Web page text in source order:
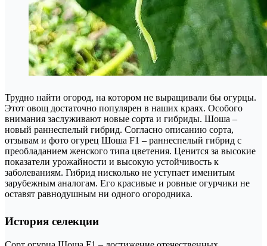
Трудно найти огород, на котором не выращивали бы огурцы.
Этот овощ достаточно популярен в наших краях. Особого
внимания заслуживают новые сорта и гибриды. Шоша –
новый раннеспелый гибрид. Согласно описанию сорта,
отзывам и фото огурец Шоша F1 – раннеспелый гибрид с
преобладанием женского типа цветения. Ценится за высокие
показатели урожайности и высокую устойчивость к
заболеваниям. Гибрид нисколько не уступает именитым
зарубежным аналогам. Его красивые и ровные огурчики не
оставят равнодушным ни одного огородника.
История селекции